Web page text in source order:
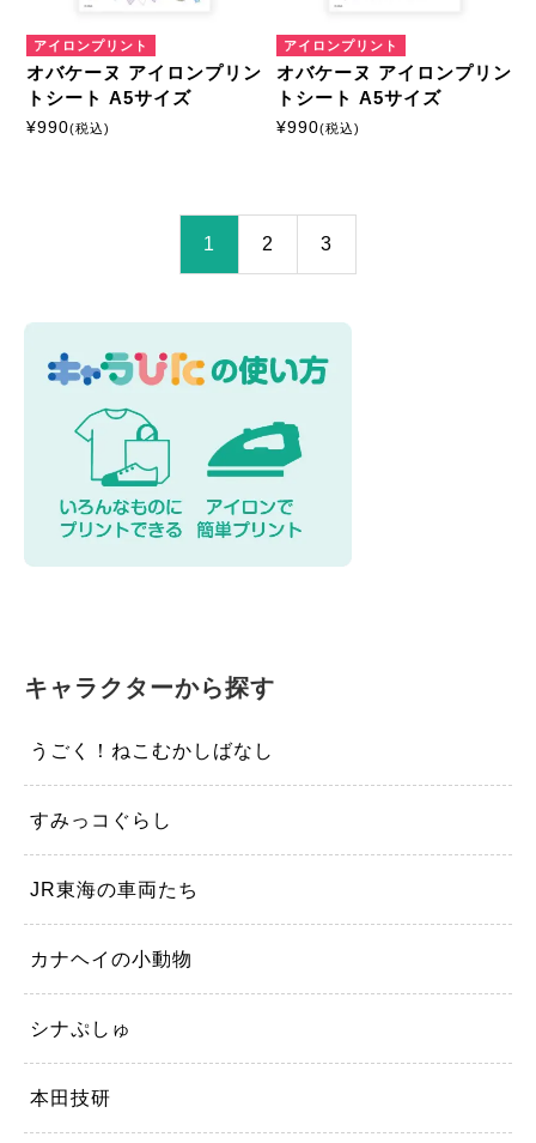
アイロンプリント
オバケーヌ アイロンプリン
トシート A5サイズ
¥990(税込)
アイロンプリント
オバケーヌ アイロンプリン
トシート A5サイズ
¥990(税込)
1 2 3
キャラクターから探す
うごく！ねこむかしばなし
すみっコぐらし
JR東海の車両たち
カナヘイの小動物
シナぷしゅ
本田技研